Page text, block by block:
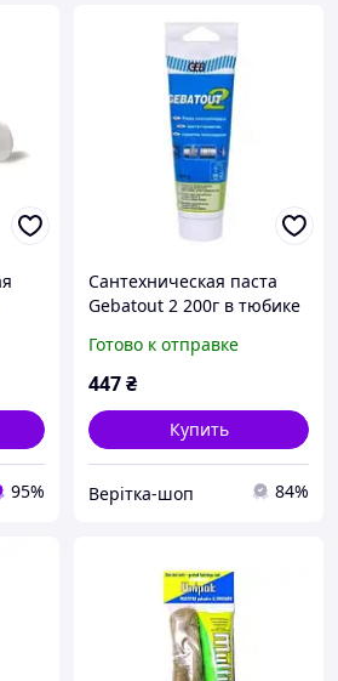
95%
Сантехническая паста
Gebatout 2 200г в тюбике
Готово к отправке
447₴
Купить
Верітка-шоп 84%